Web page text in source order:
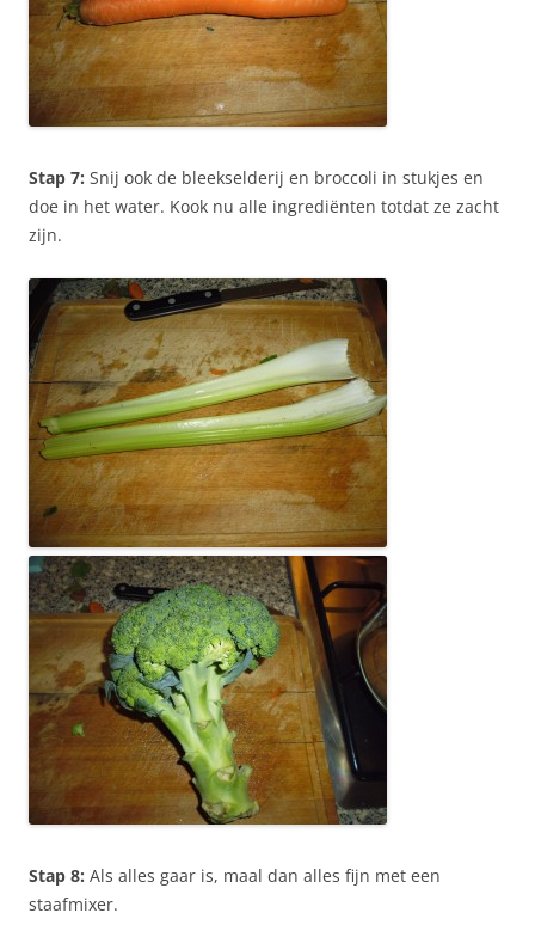
Stap 7: Snij ook de bleekselderij en broccoli in stukjes en
doe in het water. Kook nu alle ingrediënten totdat ze zacht
zijn.
Stap 8: Als alles gaar is, maal dan alles fijn met een
staafmixer.